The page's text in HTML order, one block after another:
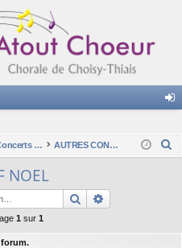
ne
Les Concerts - Les Programmes AUTRES CONCERTS SAUF NOEL
r
NOEL
Rechercher
1 sur 1
forum.